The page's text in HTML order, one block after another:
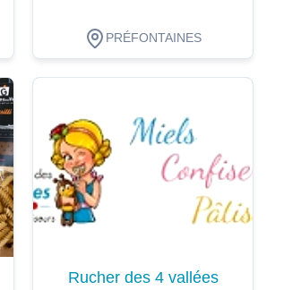
PRÉFONTAINES
Rucher des 4 vallées